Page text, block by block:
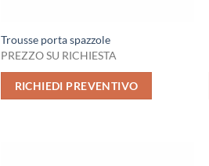
Trousse porta spazzole
PREZZO SU RICHIESTA
RICHIEDI PREVENTIVO